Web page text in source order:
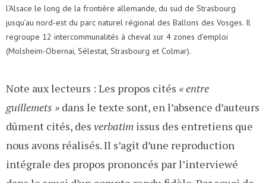
l’Alsace le long de la frontière allemande, du sud de Strasbourg
jusqu’au nord-est du parc naturel régional des Ballons des Vosges. Il
regroupe 12 intercommunalités à cheval sur 4 zones d’emploi
(Molsheim-Obernai, Sélestat, Strasbourg et Colmar).
Note aux lecteurs : Les propos cités « entre
guillemets » dans le texte sont, en l’absence d’auteurs
dûment cités, des verbatim issus des entretiens que
nous avons réalisés. Il s’agit d’une reproduction
intégrale des propos prononcés par l’interviewé